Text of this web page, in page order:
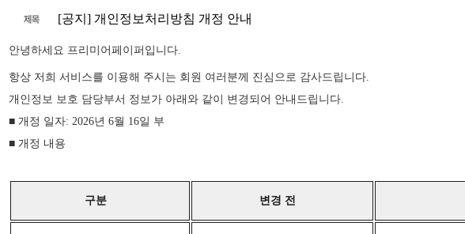
[공지] 개인정보처리방침 개정 안내
안녕하세요 프리미어페이퍼입니다.
항상 저희 서비스를 이용해 주시는 회원 여러분께 진심으로 감사드립니다.
개인정보 보호 담당부서 정보가 아래와 같이 변경되어 안내드립니다.
■ 개정 일자: 2026년 6월 16일 부
■ 개정 내용
구분 변경 전